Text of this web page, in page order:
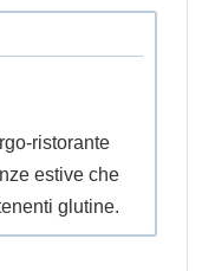
ristorante
estive che
glutine.